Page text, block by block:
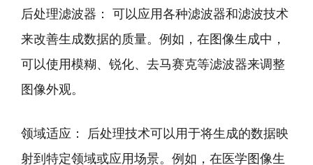
后处理滤波器： 可以应用各种滤波器和滤波技术
来改善生成数据的质量。例如，在图像生成中，
可以使用模糊、锐化、去马赛克等滤波器来调整
图像外观。
领域适应： 后处理技术可以用于将生成的数据映
射到特定领域或应用场景。例如，在医学图像生